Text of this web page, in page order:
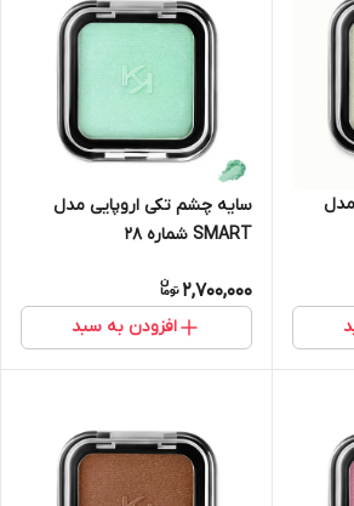
سایه چشم تکی اروپایی مدل
SMART شماره 28
2,700,000
افزودن به سبد